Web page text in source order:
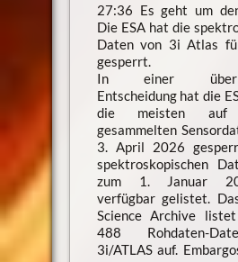
27:36 Es geht um
Die ESA hat die
Daten von 3i Atlas
gesperrt.
In einer
Entscheidung hat die
die meisten auf
gesammelten
3. April 2026
spektroskopischen
zum 1. Januar
verfügbar gelistet.
Science Archive
488 Rohdaten-
3i/ATLAS auf.